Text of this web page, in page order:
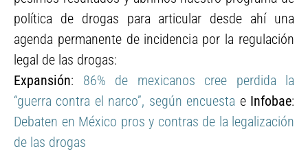
política de drogas para articular desde ahí una
agenda permanente de incidencia por la regulación
legal de las drogas:
Expansión: 86% de mexicanos cree perdida la
“guerra contra el narco”, según encuesta e Infobae:
Debaten en México pros y contras de la legalización
de las drogas